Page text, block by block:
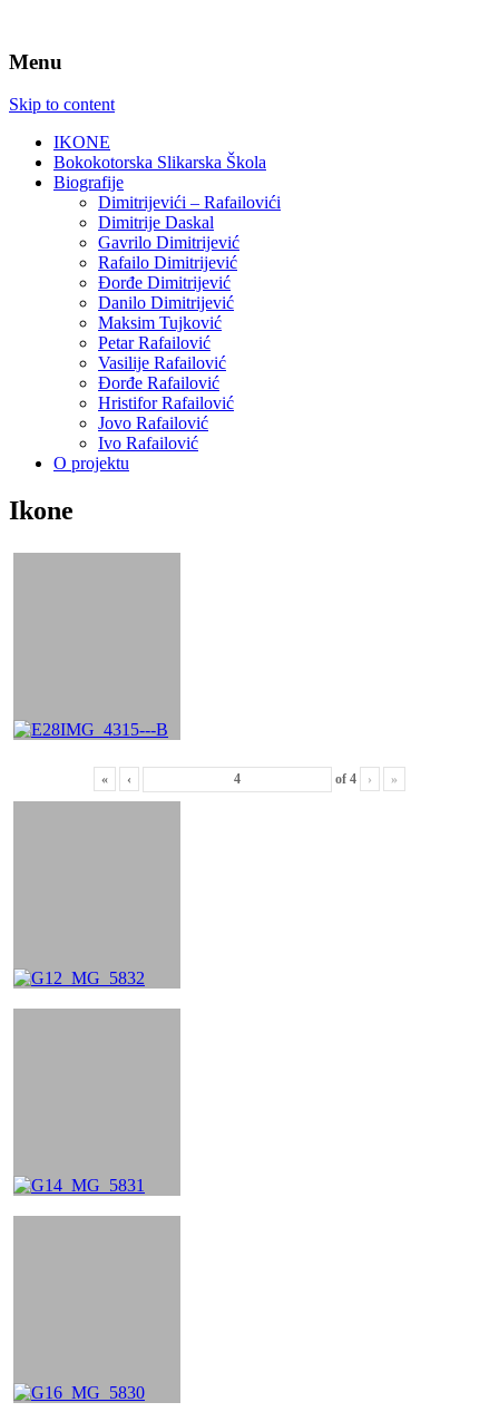
Menu
Skip to content
IKONE
Bokokotorska Slikarska Škola
Biografije
Dimitrijevići – Rafailovići
Dimitrije Daskal
Gavrilo Dimitrijević
Rafailo Dimitrijević
Đorđe Dimitrijević
Danilo Dimitrijević
Maksim Tujković
Petar Rafailović
Vasilije Rafailović
Đorđe Rafailović
Hristifor Rafailović
Jovo Rafailović
Ivo Rafailović
O projektu
Ikone
« ‹ of 4 › »